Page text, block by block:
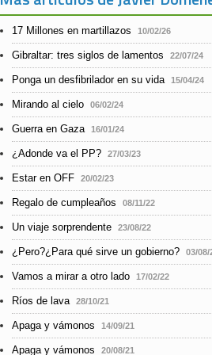
17 Millones en martillazos 10/02/26
Gibraltar: tres siglos de lamentos 22/07/24
Ponga un desfibrilador en su vida 15/04/24
Mirando al cielo 06/02/24
Guerra en Gaza 16/01/24
¿Adonde va el PP? 27/03/23
Estar en OFF 20/02/23
Regalo de cumpleaños 08/11/22
Un viaje sorprendente 23/08/22
¿Pero?¿Para qué sirve un gobierno? 03/08/
Vamos a mirar a otro lado 17/02/22
Ríos de lava 28/10/21
Apaga y vámonos 14/09/21
Apaga y vámonos 20/08/21